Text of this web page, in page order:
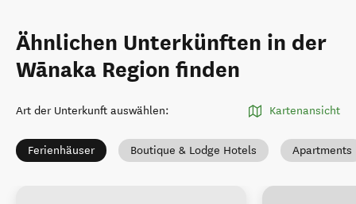
Ähnlichen Unterkünften in der
Wānaka Region finden
Art der Unterkunft auswählen: Kartenansicht
Ferienhäuser Boutique & Lodge Hotels Apartments